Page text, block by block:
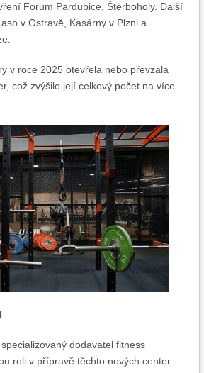
Forum Pardubice, Štěrboholy. Další
v Ostravě, Kasárny v Plzni a
v roce 2025 otevřela nebo převzala
což zvýšilo její celkový počet na více
dodavatel fitness
roli v přípravě těchto nových center.